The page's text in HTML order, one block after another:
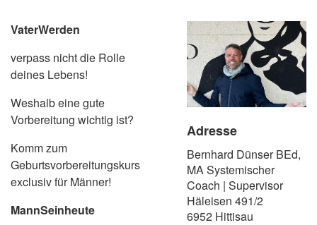
VaterWerden
verpass nicht die Rolle
deines Lebens!
Weshalb eine gute
Vorbereitung wichtig ist?
Komm zum
Geburtsvorbereitungskurs
exclusiv für Männer!​
MannSeinheute
Adresse
Bernhard Dünser BEd,
MA Systemischer
Coach | Supervisor
Häleisen 491/2
6952 Hittisau